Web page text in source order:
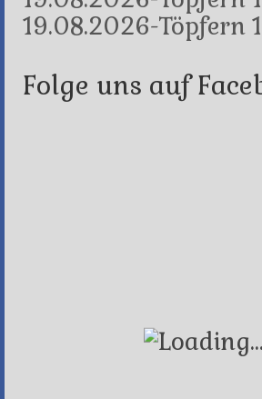
19.08.2026-Töpfern
Folge uns auf